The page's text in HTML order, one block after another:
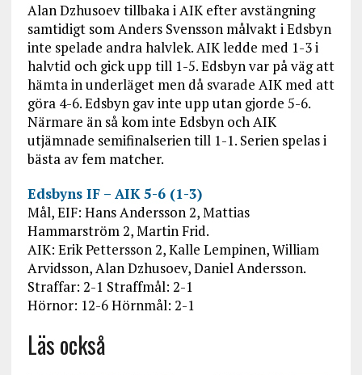
Alan Dzhusoev tillbaka i AIK efter avstängning
samtidigt som Anders Svensson målvakt i Edsbyn
inte spelade andra halvlek. AIK ledde med 1-3 i
halvtid och gick upp till 1-5. Edsbyn var på väg att
hämta in underläget men då svarade AIK med att
göra 4-6. Edsbyn gav inte upp utan gjorde 5-6.
Närmare än så kom inte Edsbyn och AIK
utjämnade semifinalserien till 1-1. Serien spelas i
bästa av fem matcher.
Edsbyns IF – AIK 5-6 (1-3)
Mål, EIF: Hans Andersson 2, Mattias
Hammarström 2, Martin Frid.
AIK: Erik Pettersson 2, Kalle Lempinen, William
Arvidsson, Alan Dzhusoev, Daniel Andersson.
Straffar: 2-1 Straffmål: 2-1
Hörnor: 12-6 Hörnmål: 2-1
Läs också